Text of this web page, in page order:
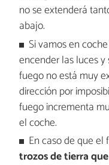
no se extenderá
abajo.
Si vamos en
encender las luces
fuego no está muy
dirección por
fuego incrementa
el coche.
En caso de que
trozos de tierra